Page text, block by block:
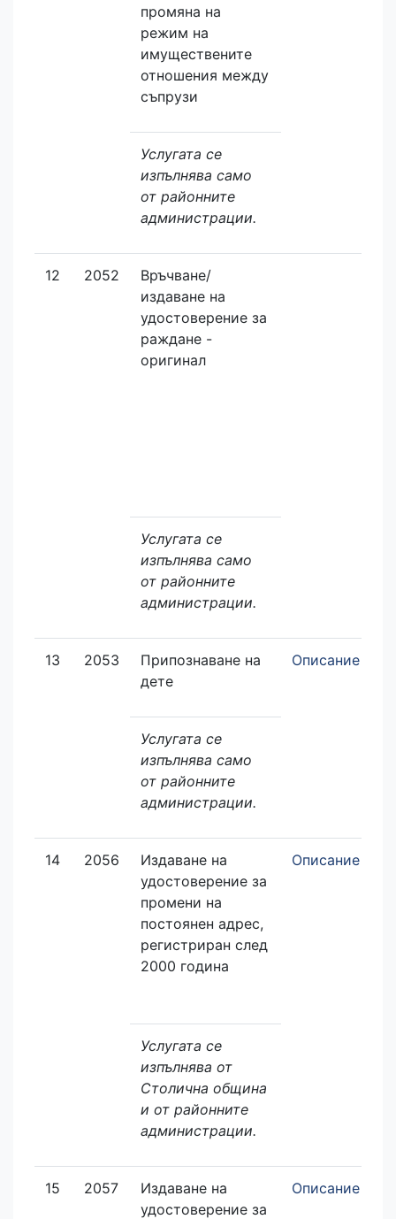
промяна на
режим на
имуществените
отношения между
съпрузи
Услугата се
изпълнява само
от районните
администрации.
12 2052
Връчване/
издаване на
удостоверение за
раждане -
оригинал
Услугата се
изпълнява само
от районните
администрации.
13 2053
Припознаване на
дете
Описание
Услугата се
изпълнява само
от районните
администрации.
14 2056
Издаване на
удостоверение за
промени на
постоянен адрес,
регистриран след
2000 година
Описание
Услугата се
изпълнява от
Столична община
и от районните
администрации.
15 2057
Издаване на
удостоверение за
Описание